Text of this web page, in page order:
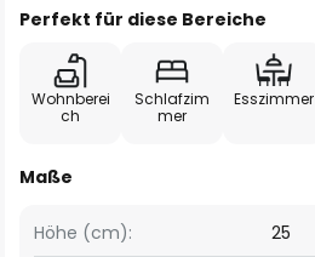
Perfekt für diese Bereiche
Wohnberei
ch
Schlafzim
mer
Esszimmer
Maße
Höhe (cm):
25